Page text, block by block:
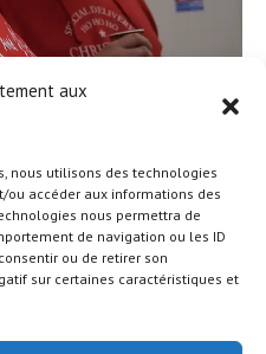
aux
nous utilisons des technologies
accéder aux informations des
nous permettra de
de navigation ou les ID
ou de retirer son
sur certaines caractéristiques et
THEME BY NICK